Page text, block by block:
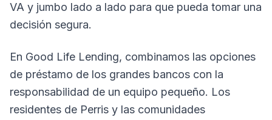
VA y jumbo lado a lado para que pueda tomar una
decisión segura.
En Good Life Lending, combinamos las opciones
de préstamo de los grandes bancos con la
responsabilidad de un equipo pequeño. Los
residentes de Perris y las comunidades